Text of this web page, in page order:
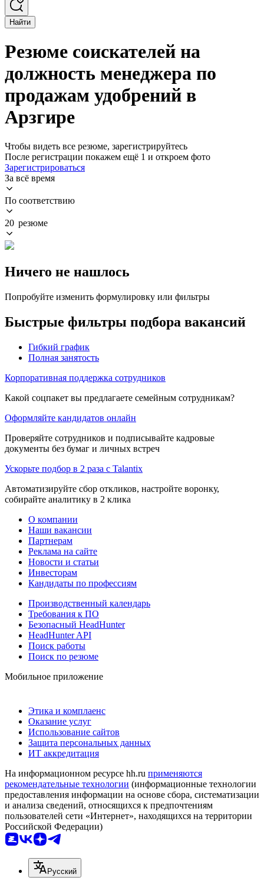
Найти
Резюме соискателей на
должность менеджера по
продажам удобрений в
Арзгире
Чтобы видеть все резюме, зарегистрируйтесь
После регистрации покажем ещё 1 и откроем фото
Зарегистрироваться
За всё время
По соответствию
20 резюме
Ничего не нашлось
Попробуйте изменить формулировку или фильтры
Быстрые фильтры подбора вакансий
Гибкий график
Полная занятость
Корпоративная поддержка сотрудников
Какой соцпакет вы предлагаете семейным сотрудникам?
Оформляйте кандидатов онлайн
Проверяйте сотрудников и подписывайте кадровые
документы без бумаг и личных встреч
Ускорьте подбор в 2 раза с Talantix
Автоматизируйте сбор откликов, настройте воронку,
собирайте аналитику в 2 клика
О компании
Наши вакансии
Партнерам
Реклама на сайте
Новости и статьи
Инвесторам
Кандидаты по профессиям
Производственный календарь
Требования к ПО
Безопасный HeadHunter
HeadHunter API
Поиск работы
Поиск по резюме
Мобильное приложение
Этика и комплаенс
Оказание услуг
Использование сайтов
Защита персональных данных
ИТ аккредитация
На информационном ресурсе hh.ru применяются
рекомендательные технологии (информационные технологии
предоставления информации на основе сбора, систематизации
и анализа сведений, относящихся к предпочтениям
пользователей сети «Интернет», находящихся на территории
Российской Федерации)
Русский